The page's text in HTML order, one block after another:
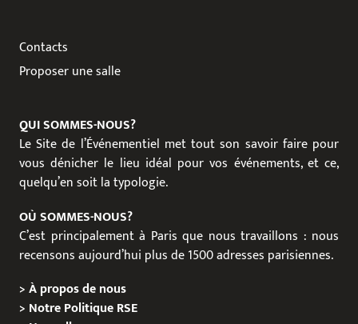
Contacts
Proposer une salle
QUI SOMMES-NOUS?
Le Site de l’Événementiel met tout son savoir faire pour
vous dénicher le lieu idéal pour vos événements, et ce,
quelqu’en soit la typologie.
OÙ SOMMES-NOUS?
C’est principalement à Paris que nous travaillons : nous
recensons aujourd’hui plus de 1500 adresses parisiennes.
>À propos de nous
> Notre Politique RSE